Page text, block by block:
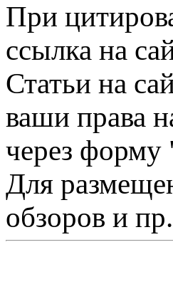
При
ссылка на
Статьи на
ваши права
через
Для
обзоров и